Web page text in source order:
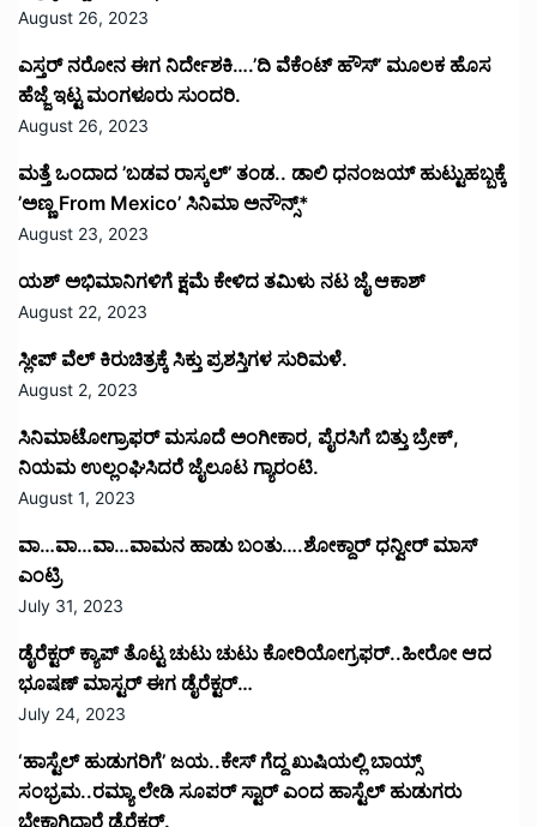
August 26, 2023
ಎಸ್ತರ್ ನರೋನ ಈಗ ನಿರ್ದೇಶಕಿ….’ದಿ ವೆಕೆಂಟ್ ಹೌಸ್‌’‌ ಮೂಲಕ ಹೊಸ
ಹೆಜ್ಜೆ ಇಟ್ಟ ಮಂಗಳೂರು ಸುಂದರಿ.
August 26, 2023
ಮತ್ತೆ ಒಂದಾದ ’ಬಡವ ರಾಸ್ಕಲ್’ ತಂಡ.. ಡಾಲಿ ಧನಂಜಯ್ ಹುಟ್ಟುಹಬ್ಬಕ್ಕೆ
’ಅಣ್ಣ From Mexico’ ಸಿನಿಮಾ ಅನೌನ್ಸ್*
August 23, 2023
ಯಶ್ ಅಭಿಮಾನಿಗಳಿಗೆ ಕ್ಷಮೆ ಕೇಳಿದ ತಮಿಳು ನಟ ಜೈ ಆಕಾಶ್
August 22, 2023
ಸ್ಲೀಪ್ ವೆಲ್ ಕಿರುಚಿತ್ರಕ್ಕೆ ಸಿಕ್ತು ಪ್ರಶಸ್ತಿಗಳ ಸುರಿಮಳೆ.
August 2, 2023
ಸಿನಿಮಾಟೋಗ್ರಾಫರ್ ಮಸೂದೆ ಅಂಗೀಕಾರ, ಪೈರಸಿಗೆ ಬಿತ್ತು ಬ್ರೇಕ್,
ನಿಯಮ ಉಲ್ಲಂಘಿಸಿದರೆ ಜೈಲೂಟ ಗ್ಯಾರಂಟಿ.
August 1, 2023
ವಾ…ವಾ…ವಾ…ವಾಮನ ಹಾಡು ಬಂತು….ಶೋಕ್ದಾರ್ ಧನ್ವೀರ್ ಮಾಸ್
ಎಂಟ್ರಿ
July 31, 2023
ಡೈರೆಕ್ಟರ್ ಕ್ಯಾಪ್ ತೊಟ್ಟ ಚುಟು ಚುಟು ಕೋರಿಯೋಗ್ರಫರ್..ಹೀರೋ ಆದ
ಭೂಷಣ್ ಮಾಸ್ಟರ್ ಈಗ ಡೈರೆಕ್ಟರ್…
July 24, 2023
‘ಹಾಸ್ಟೆಲ್ ಹುಡುಗರಿಗೆ’ ಜಯ..ಕೇಸ್ ಗೆದ್ದ ಖುಷಿಯಲ್ಲಿ ಬಾಯ್ಸ್
ಸಂಭ್ರಮ..ರಮ್ಯಾ ಲೇಡಿ ಸೂಪರ್ ಸ್ಟಾರ್ ಎಂದ ಹಾಸ್ಟೆಲ್ ಹುಡುಗರು
ಬೇಕಾಗಿದ್ದಾರೆ ಡೈರೆಕ್ಟರ್.